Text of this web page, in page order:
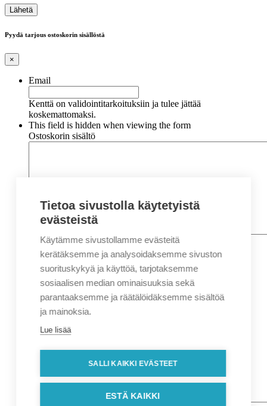
Pyydä tarjous ostoskorin sisällöstä
×
Email
Kenttä on validointitarkoituksiin ja tulee jättää
koskemattomaksi.
This field is hidden when viewing the form
Ostoskorin sisältö
Nimi*
Etunimi
Sukunimi
Sähköposti*
Puhelin*
Osoitetiedot
Lähiosoite
Postinumero
Tietoa sivustolla käytetyistä
evästeistä
Käytämme sivustollamme evästeitä
kerätäksemme ja analysoidaksemme sivuston
suorituskykyä ja käyttöä, tarjotaksemme
sosiaalisen median ominaisuuksia sekä
parantaaksemme ja räätälöidäksemme sisältöä
ja mainoksia.
Lue lisää
SALLI KAIKKI EVÄSTEET
ESTÄ KAIKKI